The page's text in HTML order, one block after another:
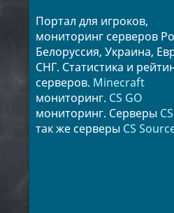
Портал для игроков,
мониторинг серверов
Белоруссия, Украина,
СНГ. Статистика и
серверов. Minecraft
мониторинг. CS GO
мониторинг. Серверы
так же серверы CS